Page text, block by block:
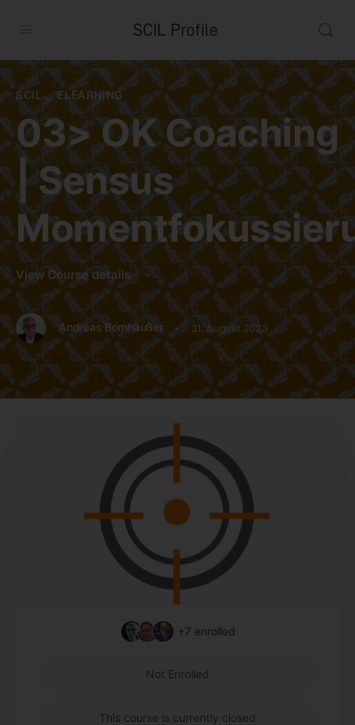
SCIL Profile
SCIL, ELEARNING
03> OK Coaching
| Sensus
View Course details
Andreas Bornhäußer · 31. August 2023
+7 enrolled
Not Enrolled
This course is currently closed